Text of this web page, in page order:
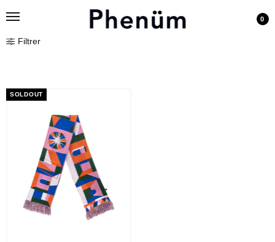
0
Filtrer
SOLDOUT